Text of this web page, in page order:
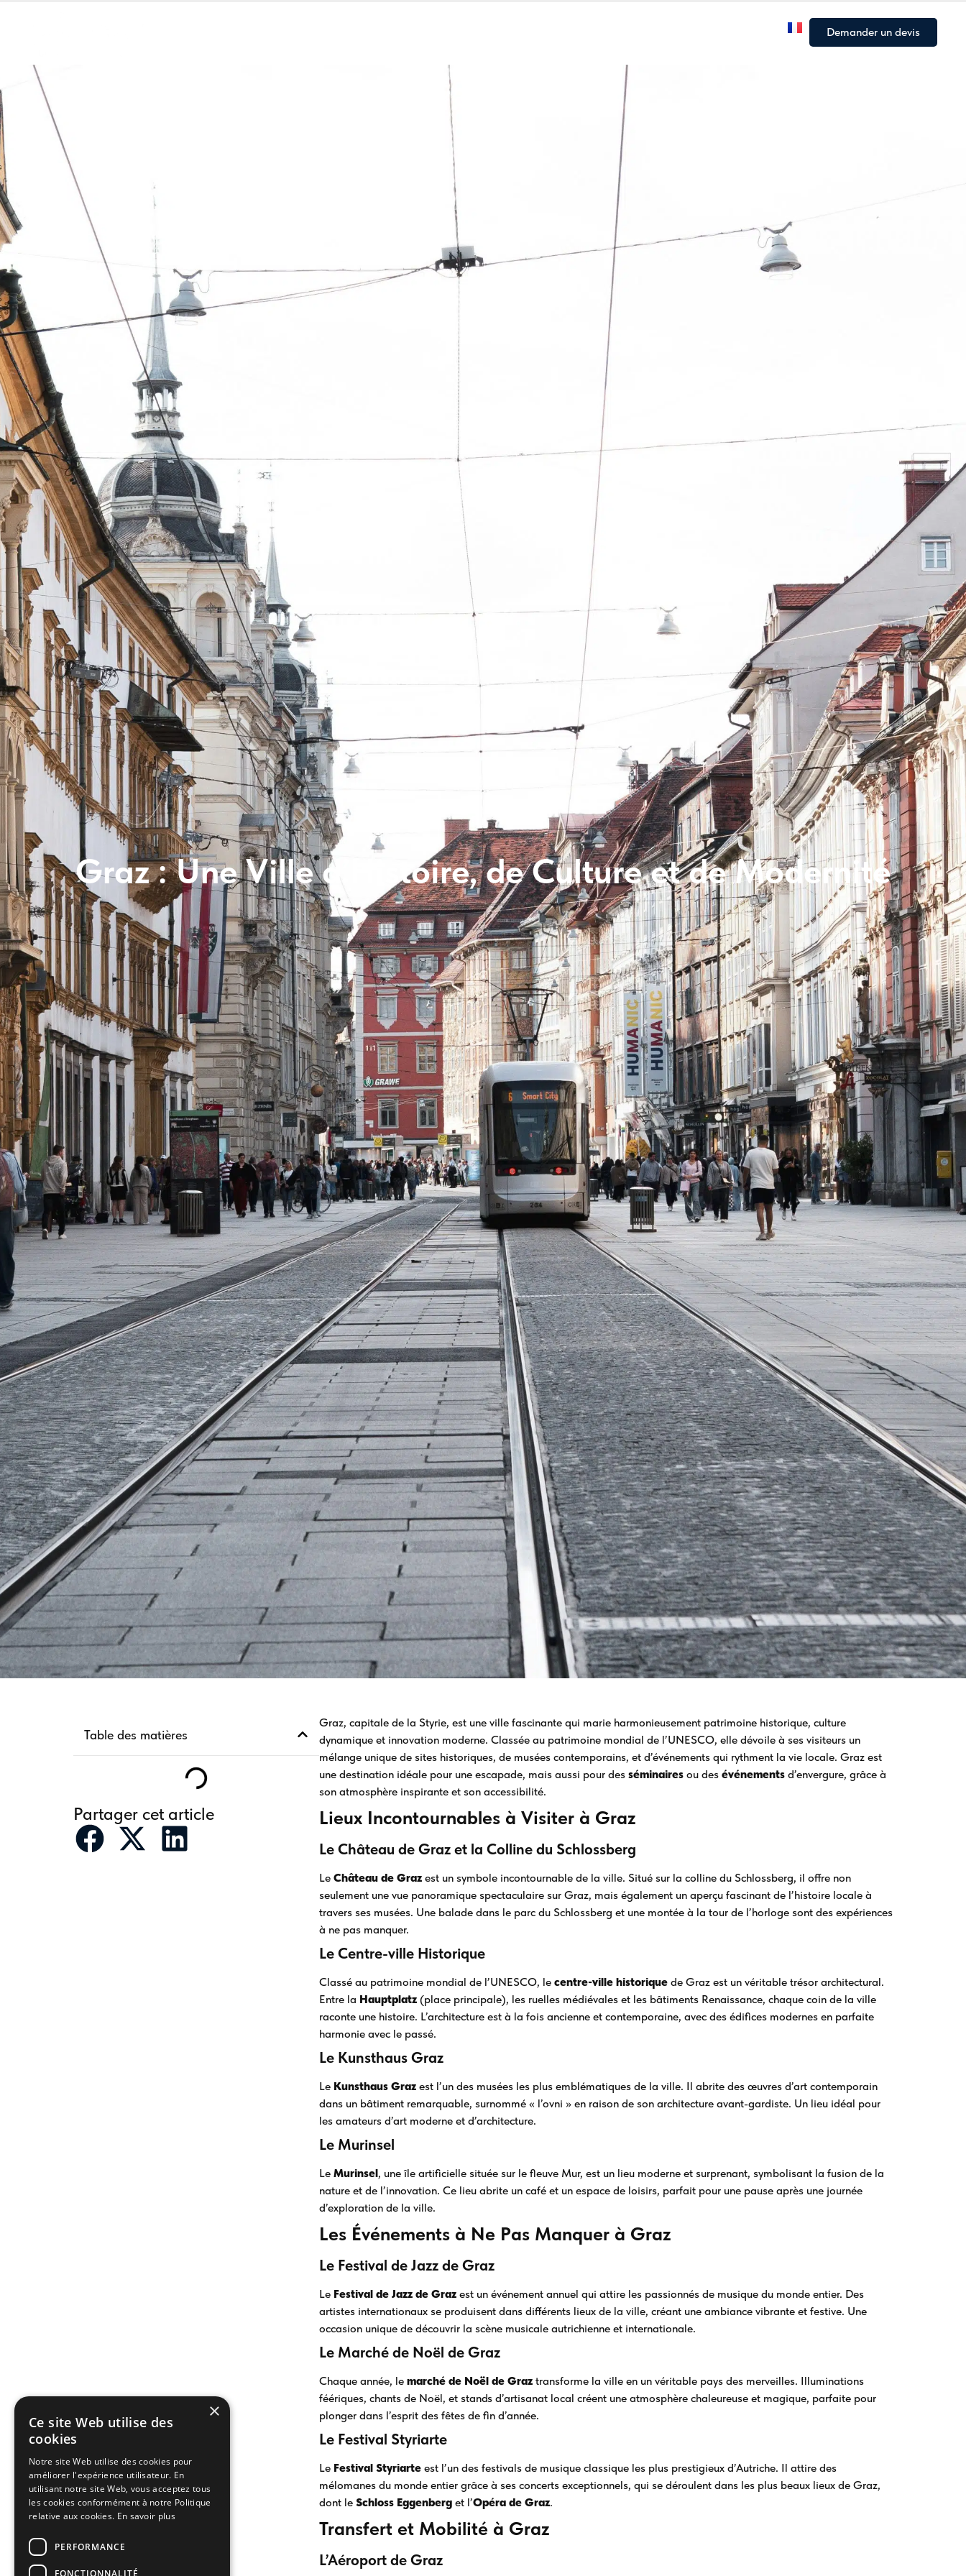
Demander un devis
Graz : Une Ville d’Histoire, de Culture et de Modernité
Table des matières
Partager cet article
Graz, capitale de la Styrie, est une ville fascinante qui marie harmonieusement patrimoine historique, culture
dynamique et innovation moderne. Classée au patrimoine mondial de l’UNESCO, elle dévoile à ses visiteurs un
mélange unique de sites historiques, de musées contemporains, et d’événements qui rythment la vie locale. Graz est
une destination idéale pour une escapade, mais aussi pour des séminaires ou des événements d’envergure, grâce à
son atmosphère inspirante et son accessibilité.
Lieux Incontournables à Visiter à Graz
Le Château de Graz et la Colline du Schlossberg
Le Château de Graz est un symbole incontournable de la ville. Situé sur la colline du Schlossberg, il offre non
seulement une vue panoramique spectaculaire sur Graz, mais également un aperçu fascinant de l’histoire locale à
travers ses musées. Une balade dans le parc du Schlossberg et une montée à la tour de l’horloge sont des expériences
à ne pas manquer.
Le Centre-ville Historique
Classé au patrimoine mondial de l’UNESCO, le centre-ville historique de Graz est un véritable trésor architectural.
Entre la Hauptplatz (place principale), les ruelles médiévales et les bâtiments Renaissance, chaque coin de la ville
raconte une histoire. L’architecture est à la fois ancienne et contemporaine, avec des édifices modernes en parfaite
harmonie avec le passé.
Le Kunsthaus Graz
Le Kunsthaus Graz est l’un des musées les plus emblématiques de la ville. Il abrite des œuvres d’art contemporain
dans un bâtiment remarquable, surnommé « l’ovni » en raison de son architecture avant-gardiste. Un lieu idéal pour
les amateurs d’art moderne et d’architecture.
Le Murinsel
Le Murinsel, une île artificielle située sur le fleuve Mur, est un lieu moderne et surprenant, symbolisant la fusion de la
nature et de l’innovation. Ce lieu abrite un café et un espace de loisirs, parfait pour une pause après une journée
d’exploration de la ville.
Les Événements à Ne Pas Manquer à Graz
Le Festival de Jazz de Graz
Le Festival de Jazz de Graz est un événement annuel qui attire les passionnés de musique du monde entier. Des
artistes internationaux se produisent dans différents lieux de la ville, créant une ambiance vibrante et festive. Une
occasion unique de découvrir la scène musicale autrichienne et internationale.
Le Marché de Noël de Graz
Chaque année, le marché de Noël de Graz transforme la ville en un véritable pays des merveilles. Illuminations
féériques, chants de Noël, et stands d’artisanat local créent une atmosphère chaleureuse et magique, parfaite pour
plonger dans l’esprit des fêtes de fin d’année.
Le Festival Styriarte
Le Festival Styriarte est l’un des festivals de musique classique les plus prestigieux d’Autriche. Il attire des
mélomanes du monde entier grâce à ses concerts exceptionnels, qui se déroulent dans les plus beaux lieux de Graz,
dont le Schloss Eggenberg et l’Opéra de Graz.
Transfert et Mobilité à Graz
L’Aéroport de Graz
×
Ce site Web utilise des
cookies
Notre site Web utilise des cookies pour
améliorer l'expérience utilisateur. En
utilisant notre site Web, vous acceptez tous
les cookies conformément à notre Politique
relative aux cookies. En savoir plus
PERFORMANCE
FONCTIONNALITÉ